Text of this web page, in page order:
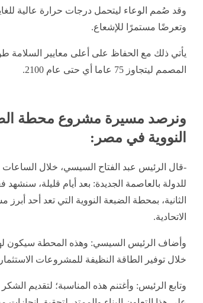
وقد صُمم الوعاء ليتحمل درجات حرارة عالية
وتعرضًا مستمرًا للإشعاع.
يأتي ذلك مع الحفاظ على أعلى معايير السلامة
المصمم ليتجاوز 75 عاما أي حتى عام 2100.
ونرصد مسيرة مشروع محطة
النووية في مصر:
-قال الرئيس عبد الفتاح السيسي، خلال الساعات
للدولة بالعاصمة الجديدة: بعد أيام قليلة،
الثانية، بمحطة الضبعة النووية التي تعد أحد
الاتحادية.
وأضاف الرئيس السيسي: وهذه المحطة سيكون لها
خلال توفير الطاقة النظيفة للمشروعات
وتابع الرئيس: وأغتنم هذه المناسبة؛ لتقديم